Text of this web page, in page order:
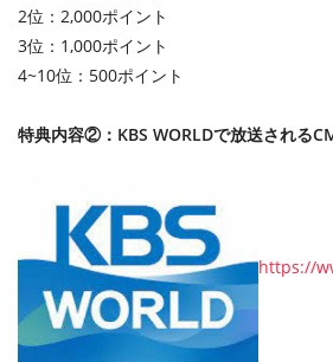
2位：2,000ポイント
3位：1,000ポイント
4~10位：500ポイント
特典内容②：KBS WORLDで放送される
https://